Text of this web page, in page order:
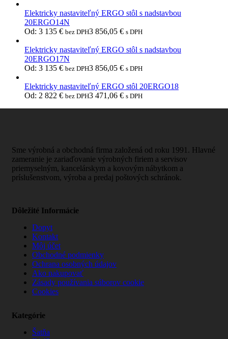
Elektricky nastaviteľný ERGO stôl s nadstavbou
20ERGO14N
Od: 3 135 € bez DPH3 856,05 € s DPH
Elektricky nastaviteľný ERGO stôl s nadstavbou
20ERGO17N
Od: 3 135 € bez DPH3 856,05 € s DPH
Elektricky nastaviteľný ERGO stôl 20ERGO18
Od: 2 822 € bez DPH3 471,06 € s DPH
Sme výrobná a obchodná firma založená od roku 1991. Hlavné
zameranie je zariaďovanie výrobných firiem a servisov
priemyselným, kancelárskym a kovovým nábytkom a
príslušenstvom, výroba a predaj poštových schránok.
Dôležité Informácie
Dopyt
Kontakt
Môj účet
Obchodné podmienky
Ochrana osobných údajov
Ako nakupovať
Zásady používania súborov cookie
Cookies
Kategórie
Šatňa